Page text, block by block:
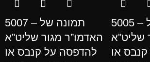
5007 – תמונה של
האדמו”ר מגור שליט”א
להדפסה על קנבס או
5005 – תמונה של
שליט”א
או